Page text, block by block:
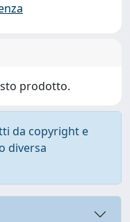
prodotto.
da copyright e
diversa